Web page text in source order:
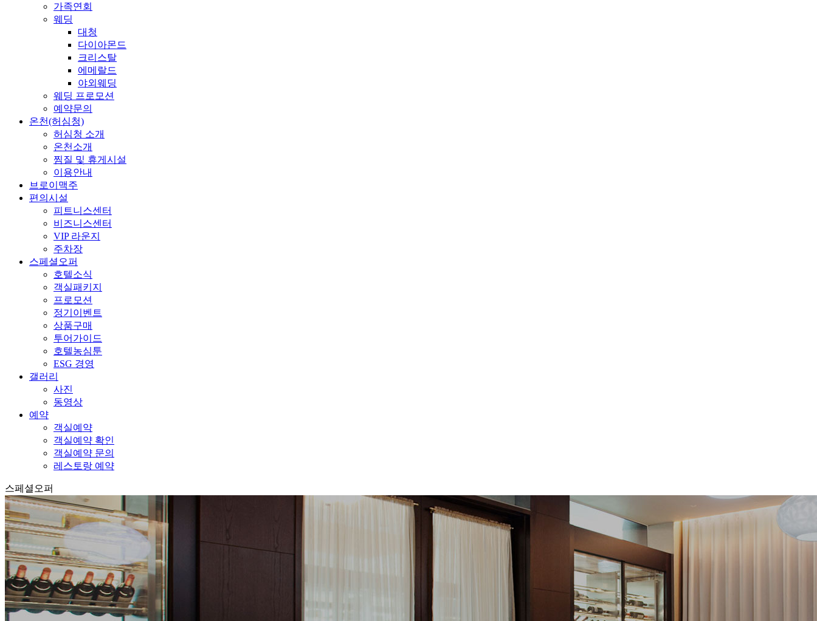
가족연회
웨딩
대청
다이아몬드
크리스탈
에메랄드
야외웨딩
웨딩 프로모션
예약문의
온천(허심청)
허심청 소개
온천소개
찜질 및 휴게시설
이용안내
브로이맥주
편의시설
피트니스센터
비즈니스센터
VIP 라운지
주차장
스페셜오퍼
호텔소식
객실패키지
프로모션
정기이벤트
상품구매
투어가이드
호텔농심툰
ESG 경영
갤러리
사진
동영상
예약
객실예약
객실예약 확인
객실예약 문의
레스토랑 예약
스페셜오퍼